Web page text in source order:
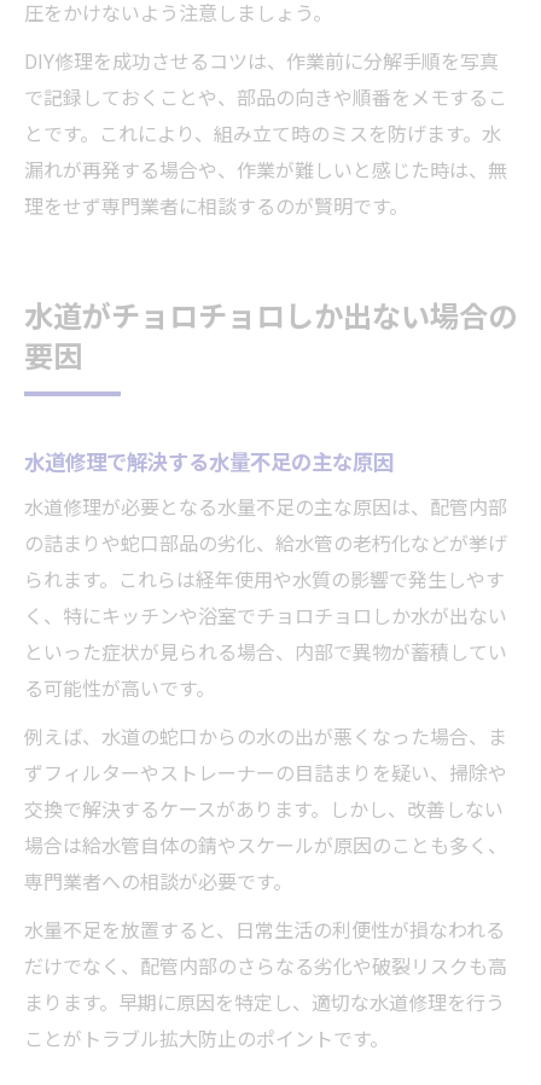
圧をかけないよう注意しましょう。
DIY修理を成功させるコツは、作業前に分解手順を写真
で記録しておくことや、部品の向きや順番をメモするこ
とです。これにより、組み立て時のミスを防げます。水
漏れが再発する場合や、作業が難しいと感じた時は、無
理をせず専門業者に相談するのが賢明です。
水道がチョロチョロしか出ない場合の
要因
水道修理で解決する水量不足の主な原因
水道修理が必要となる水量不足の主な原因は、配管内部
の詰まりや蛇口部品の劣化、給水管の老朽化などが挙げ
られます。これらは経年使用や水質の影響で発生しやす
く、特にキッチンや浴室でチョロチョロしか水が出ない
といった症状が見られる場合、内部で異物が蓄積してい
る可能性が高いです。
例えば、水道の蛇口からの水の出が悪くなった場合、ま
ずフィルターやストレーナーの目詰まりを疑い、掃除や
交換で解決するケースがあります。しかし、改善しない
場合は給水管自体の錆やスケールが原因のことも多く、
専門業者への相談が必要です。
水量不足を放置すると、日常生活の利便性が損なわれる
だけでなく、配管内部のさらなる劣化や破裂リスクも高
まります。早期に原因を特定し、適切な水道修理を行う
ことがトラブル拡大防止のポイントです。